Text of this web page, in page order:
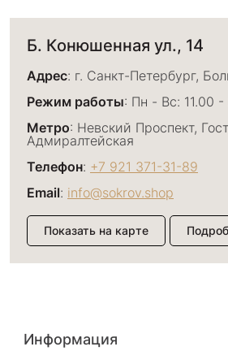
Б. Конюшенная ул., 14
Адрес: г. Санкт-Петербург,
Режим работы: Пн - Вс: 11.00
Метро: Невский Проспект,
Адмиралтейская
Телефон: +7 921 371-31-89
Email: info@sokrov.shop
Показать на карте
Адрес: г. Санкт-Петербург,
Информация